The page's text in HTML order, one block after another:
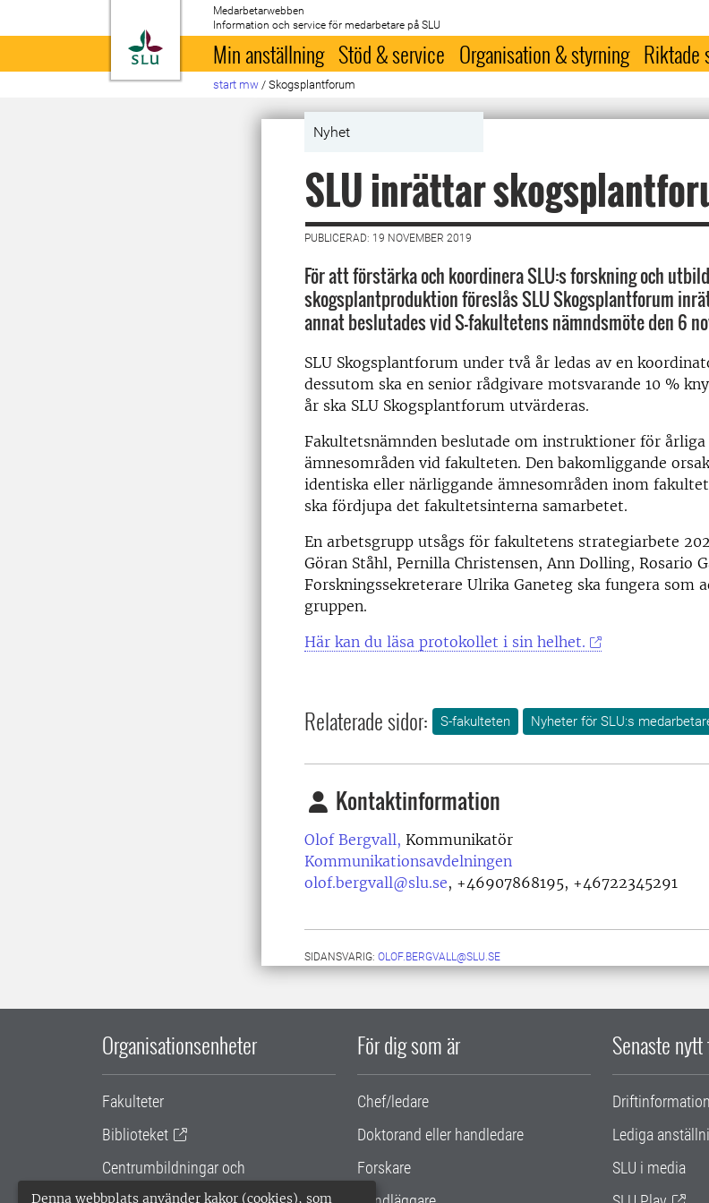
Denna webbplats använder kakor (cookies), som
Till startsida
Medarbetarwebben
Information och service för medarbetare på SLU
Min anställning Stöd & service Organisation & styrning Riktade
start mw / Skogsplantforum
Nyhet
SLU inrättar
PUBLICERAD: 19 NOVEMBER 2019
För att förstärka och koordinera SLU:s forskning och
skogsplantproduktion föreslås SLU Skogsplantforum
annat beslutades vid S-fakultetens nämndsmöte den 6
SLU Skogsplantforum under två år ledas av en
dessutom ska en senior rådgivare motsvarande 10 %
år ska SLU Skogsplantforum utvärderas.
Fakultetsnämnden beslutade om instruktioner för
ämnesområden vid fakulteten. Den bakomliggande
identiska eller närliggande ämnesområden inom
ska fördjupa det fakultetsinterna samarbetet.
En arbetsgrupp utsågs för fakultetens strategiarbete
Göran Ståhl, Pernilla Christensen, Ann Dolling, Rosario
Forskningssekreterare Ulrika Ganeteg ska fungera
gruppen.
Här kan du läsa protokollet i sin helhet.
Relaterade sidor: S-fakulteten Nyheter för SLU:s
Kontaktinformation
Olof Bergvall, Kommunikatör
Kommunikationsavdelningen
olof.bergvall@slu.se, +46907868195, +46722345291
SIDANSVARIG: OLOF.BERGVALL@SLU.SE
Organisationsenheter
Fakulteter
Biblioteket
Centrumbildningar och
samarbetsprojekt
För dig som är
Chef/ledare
Doktorand eller handledare
Forskare
Senaste nytt
Driftinformation
Lediga
SLU i media